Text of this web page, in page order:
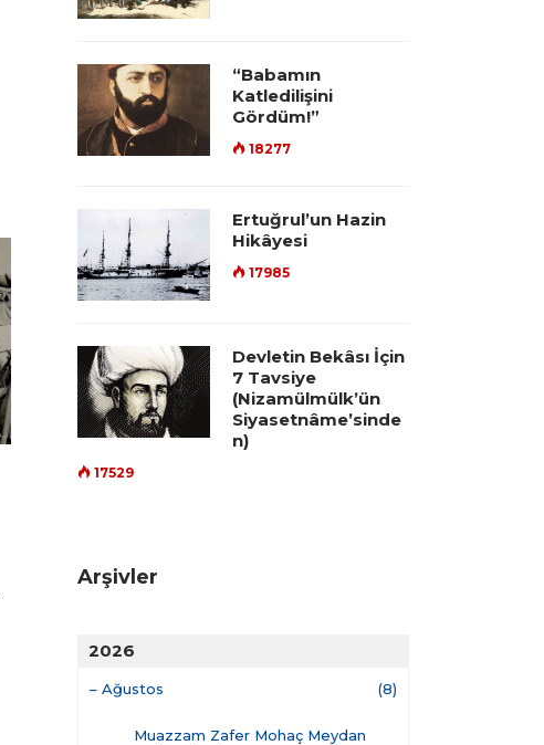
“Babamın
Katledilişini
Gördüm!”
18277
Ertuğrul’un Hazin
Hikâyesi
17985
Devletin Bekâsı İçin
7 Tavsiye
(Nizamülmülk’ün
Siyasetnâme’sinde
n)
17529
Arşivler
2026
– Ağustos (8)
Muazzam Zafer Mohaç Meydan